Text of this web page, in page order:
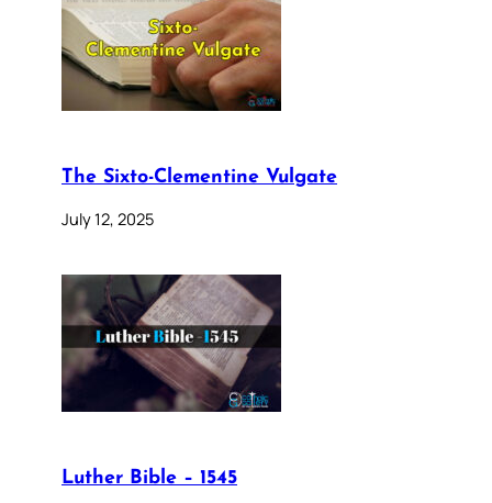
The Sixto-Clementine Vulgate
July 12, 2025
Luther Bible – 1545